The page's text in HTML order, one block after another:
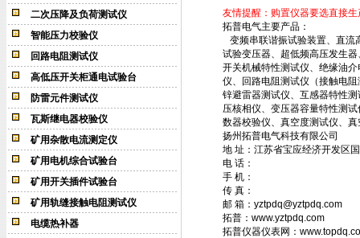
二次压降及负荷测试仪
智能压力校验仪
回路电阻测试仪
高低压开关柜通电试验台
防雷元件测试仪
瓦斯继电器校验仪
矿用杂散电流测定仪
矿用电机综合试验台
矿用开关插件试验台
矿用轨缝接触电阻测试仪
电缆热补器
友情提醒：购置仪器要选直接
拓普电气主要产品：
变频串联谐振试验装置、直流
试验变压器、超低频高压发生
开关机械特性测试仪、绝缘油
仪、回路电阻测试仪（接触电
锌避雷器测试仪、互感器特性
压核相仪、变压器容量特性测
数器校验仪、真空度测试仪、
扬州拓普电气科技有限公司
地 址：江苏省宝应经济开发区
电 话：
手 机：
传 真：
邮 箱：yztpdq@yztpdq.com
拓普：www.yztpdq.com
拓普仪器仪表网：